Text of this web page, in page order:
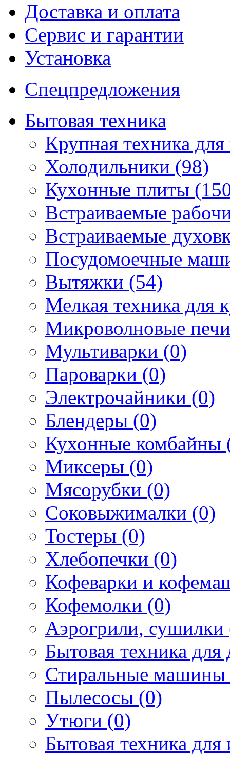
Доставка и оплата
Сервис и гарантии
Установка
Спецпредложения
Бытовая техника
Крупная техника
Холодильники (98)
Кухонные плиты
Встраиваемые
Встраиваемые
Посудомоечные
Вытяжки (54)
Мелкая техника для
Микроволновые
Мультиварки (0)
Пароварки (0)
Электрочайники (0)
Блендеры (0)
Кухонные комбайны
Миксеры (0)
Мясорубки (0)
Соковыжималки (0)
Тостеры (0)
Хлебопечки (0)
Кофеварки и
Кофемолки (0)
Аэрогрили, сушилки
Бытовая техника
Стиральные машины
Пылесосы (0)
Утюги (0)
Бытовая техника